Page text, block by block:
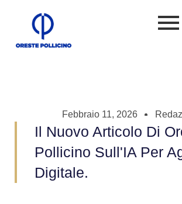
Febbraio 11, 2026
Il Nuovo Articolo Di
Pollicino Sull'IA Per
Digitale.